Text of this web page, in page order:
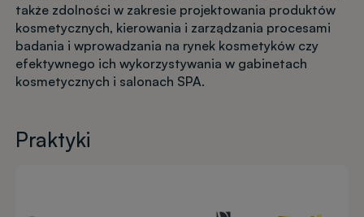
także zdolności w zakresie projektowania produktów
kosmetycznych, kierowania i zarządzania procesami
badania i wprowadzania na rynek kosmetyków czy
efektywnego ich wykorzystywania w gabinetach
kosmetycznych i salonach SPA.
Praktyki